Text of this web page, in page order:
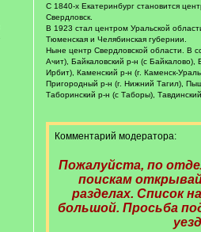
С 1840-х Екатеринбург становится
Свердловск.
В 1923 стал центром Уральской
Тюменская и Челябинская губернии.
Ныне центр Свердловской области. В
Ачит), Байкаловский р-н (с Байкалово),
Ирбит), Каменский р-н (г. Каменск-
Пригородный р-н (г. Нижний Тагил),
Таборинский р-н (с Таборы),
Комментарий модератора:
Пожалуйста, по
поискам
разделах. Список
большой. Просьба